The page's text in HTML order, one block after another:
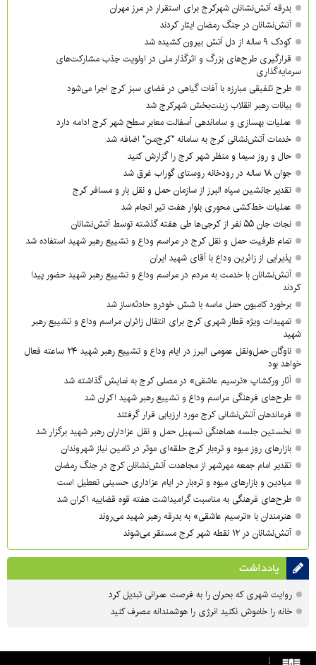
بدرقه آتش‌نشانان شهرکرج برای استقرار در مرز مهران
آتش‌نشانان در جنگ رمضان ایثار کردند
کودک ۹ ساله از دل آتش بیرون کشیده شد
قرارگیری طرح‌های بزرگ و اثرگذار ملی در اولویت‌ جذب مشارکت‌های
سرمایه‌گذاری
طرح تلفیقی مبارزه با آفات گیاهی در فضای سبز کرج اجرا می‌شود
بیانات رهبر انقلاب زینت‌بخش شهرکرج شد
عملیات بهسازی و ساماندهی آسفالت معابر سطح شهر کرج ادامه دارد
خدمات آتش‌نشانی کرج به سامانه "کرج‌من" اضافه شد
حال و روز سیما و منظر شهر کرج را گزارش کنید
جوان ۱۸ ساله در رودخانه روستای گوراب غرق شد
تقدیر جانشین سپاه البرز از سازمان حمل و نقل بار و مسافر کرج
عملیات خط‌کشی محوری بلوار هفت تیر انجام شد
نجات جان ۵۵ نفر از کرجی‌ها طی هفته گذشته توسط آتش‌نشانان
تمام ظرفیت حمل و نقل کرج در مراسم وداع و تشییع رهبر شهید استفاده شد
پذیرایی از زائرین وداع با آقای شهید ایران
آتش‌نشانان با خدمت به مردم در مراسم وداع و تشییع رهبر شهید حضور پیدا
کردند
برخورد کامیون حمل ماسه با شش خودرو حادثه‌ساز شد
تمهیدات ویژه قطار شهری کرج برای انتقال زائران مراسم وداع و تشییع رهبر
شهید
ناوگان حمل‌ونقل عمومی البرز در ایام وداع و تشییع رهبر شهید ۲۴ ساعته فعال
خواهد بود
آثار ورکشاپ «ترسیم عاشقی» در مصلی کرج به نمایش گذاشته شد
طرح‌های فرهنگی مراسم وداع و تشییع رهبر شهید اکران شد
فرماندهان آتش‌نشانی کرج مورد ارزیابی قرار گرفتند
نخستین جلسه هماهنگی تسهیل حمل و نقل عزاداران رهبر شهید برگزار شد
بازارهای روز میوه و تره‌بار کرج حلقه‌ای موثر در تامین نیاز شهروندان
تقدیر امام جمعه مهرشهر از مجاهدت آتش‌نشانان کرج در جنگ رمضان
میادین و بازارهای میوه و تره‌بار در ایام عزاداری حسینی تعطیل است
طرح‌های فرهنگی به مناسبت گرامیداشت هفته قوه قضاییه اکران شد
هنرمندان با «ترسیم عاشقی» به بدرقه رهبر شهید می‌روند
آتش‌نشانان در ۱۲ نقطه شهر کرج مستقر می‌شوند
یادداشت
روایت شهری که بحران را به فرصت عمرانی تبدیل کرد
خانه را خاموش نکنید انرژی را هوشمندانه مصرف کنید